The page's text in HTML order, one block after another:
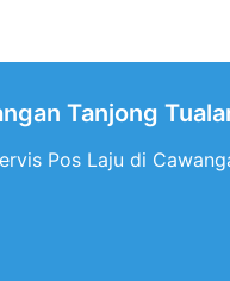
Tanjong
Pos Laju di